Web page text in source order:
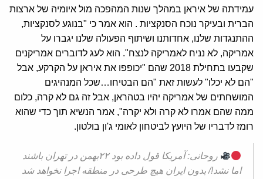
עמידתה של איראן במהלך שנות המהפכה מול איומיה של ארצות
הברית ובעיקר נוכח הסנקציות . הוא אמר כי "בנוגע לסנקציות,
ההתנגדות שלנו, אחדותנו ושיתוף הפעולה שלנו יגברו על
אמריקה, לא נניח לאמריקה לנצח". הוא לעג לדוברים אמריקנים
שקבעו בתחילת 2018 שהם "יכופפו את איראן על הקרקע, אבל
"הם לא יכלו" לעשות זאת "הם הבטיחו…שכל המנהיגים
המושחתים של אמריקה יהיו בטהראן, אבל זה גם לא קרה, כלום
ממה שהם אמרו לא קרה ולא יקרה", אמר הנשיא תוך כדי שהוא
רומז לדבריו של היועץ לביטחון לאומי ג'ון בולטון.
روحانی: آمریکا قول داده بود ۲۲بهمن در تهران باشند
اما نشد!/ بدون ایران هیچ طرحی در منطقه اجرا نخواهد شد